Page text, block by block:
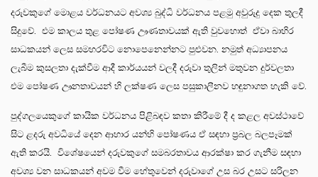
දරුවකුගේ මොළය වර්ධනයට අවශ්‍ය බුද්ධි වර්ධනය පළමු අවුරුදු දෙක තුලදී
සිදුවේ. එම කාලය තුළ පෝෂණ ඌණතාවයක් ඇති වුවහොත් ඒවා බාහිර
සාධකයන් ලෙස සමහරවිට නොපෙනෙන්නට පුළුවන. නමුත් අධ්‍යාපනය
ලැබීම කුසලතා දැක්වීම ආදී කාර්යයන් වලදී දරුවා තුලින් මතුවන දුර්වලතා
එම පෝෂණ ඌනතාවයන් හි ලක්ෂණ ලෙස පසුකාලීනව හඳුනාගත හැකි වේ.
පුද්ගලයෙකුගේ කායික වර්ධනය පිළිබඳව කතා කිරීමේ දී ද කළල අවස්ථාවේ
සිට ළදරු අවධියේ දෙන ආහාර යන්හි පෝෂණය ඒ සඳහා ප්‍රබල බලපෑමක්
ඇති කරයි. විශේෂයෙන් දරුවකුගේ සමබරතාවය ආරක්ෂා කර ගැනීම සඳහා
අවශ්‍ය වන සාධකයන් අවම වීම හේතුවෙන් දරුවාගේ උස බර උසට සරිලන